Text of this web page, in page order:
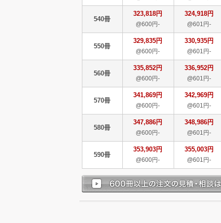
540冊
323,818円
@600円-
324,918円
@601円-
550冊
329,835円
@600円-
330,935円
@601円-
560冊
335,852円
@600円-
336,952円
@601円-
570冊
341,869円
@600円-
342,969円
@601円-
580冊
347,886円
@600円-
348,986円
@601円-
590冊
353,903円
@600円-
355,003円
@601円-